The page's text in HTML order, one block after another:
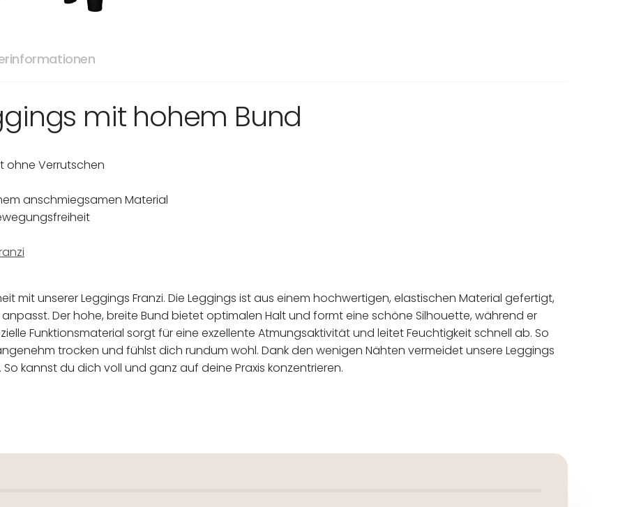
mit hohem Bund
ohne Verrutschen
anschmiegsamen Material
mit unserer Leggings Franzi. Die Leggings ist aus einem hochwertigen, elastischen Material gefertigt,
Der hohe, breite Bund bietet optimalen Halt und formt eine schöne Silhouette, während er
Funktionsmaterial sorgt für eine exzellente Atmungsaktivität und leitet Feuchtigkeit schnell ab. So
trocken und fühlst dich rundum wohl. Dank den wenigen Nähten vermeidet unsere Leggings
kannst du dich voll und ganz auf deine Praxis konzentrieren.
verantwortlicher Wirtschaftsakteur: